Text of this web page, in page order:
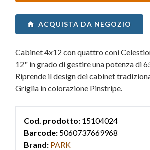
ACQUISTA DA NEGOZIO
Cabinet 4x12 con quattro coni
12" in grado di gestire una potenza di
Riprende il design dei cabinet
Griglia in colorazione Pinstripe.
Cod. prodotto: 15104024
Barcode: 5060737669968
Brand: PARK